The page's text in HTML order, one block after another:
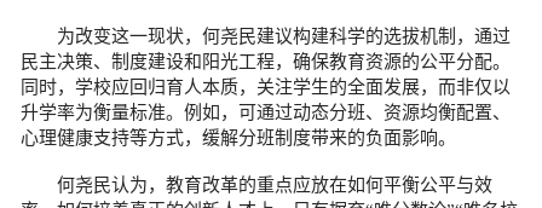
为改变这一现状，何尧民建议构建科学的选拔机制，通过
民主决策、制度建设和阳光工程，确保教育资源的公平分配。
同时，学校应回归育人本质，关注学生的全面发展，而非仅以
升学率为衡量标准。例如，可通过动态分班、资源均衡配置、
心理健康支持等方式，缓解分班制度带来的负面影响。
何尧民认为，教育改革的重点应放在如何平衡公平与效